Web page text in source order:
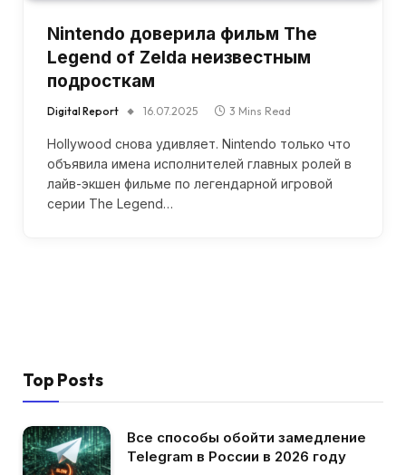
Nintendo доверила фильм The
Legend of Zelda неизвестным
подросткам
Digital Report 16.07.2025 3 Mins Read
Hollywood снова удивляет. Nintendo только что
объявила имена исполнителей главных ролей в
лайв-экшен фильме по легендарной игровой
серии The Legend…
Top Posts
Все способы обойти замедление
Telegram в России в 2026 году